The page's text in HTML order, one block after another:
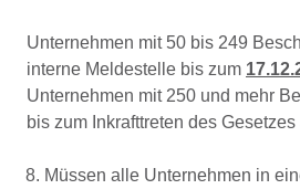
Unternehmen mit 50 bis 249
interne Meldestelle bis zum
Unternehmen mit 250 und mehr
bis zum Inkrafttreten des Gesetzes
Müssen alle Unternehmen in